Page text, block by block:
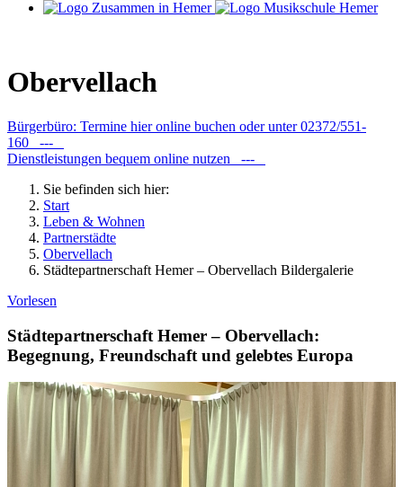
Obervellach
Bürgerbüro: Termine hier online buchen oder unter 02372/551-
160 ---
Dienstleistungen bequem online nutzen ---
Sie befinden sich hier:
Start
Leben & Wohnen
Partnerstädte
Obervellach
Städtepartnerschaft Hemer – Obervellach Bildergalerie
Vorlesen
Städtepartnerschaft Hemer – Obervellach:
Begegnung, Freundschaft und gelebtes Europa